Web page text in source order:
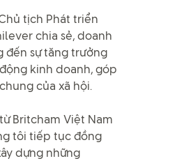
tịch Phát triển
chia sẻ, doanh
đến sự tăng trưởng
kinh doanh, góp
của xã hội.
Britcham Việt Nam
tôi tiếp tục đồng
dựng những